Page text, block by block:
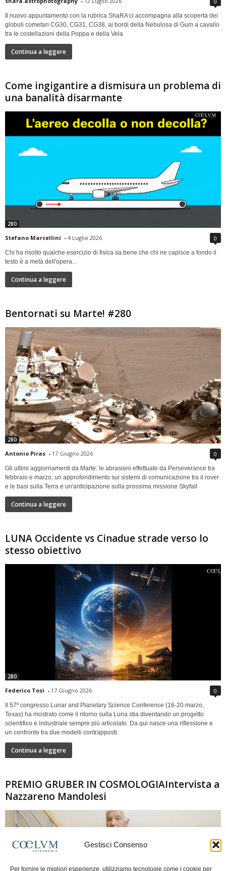
Gestisci Consenso
Per fornire le migliori esperienze, utilizziamo tecnologie come i cookie per
Il nuovo appuntamento con la rubrica ShaRA ci accompagna alla scoperta dei
globuli cometari CG30, CG31, CG38, ai bordi della Nebulosa di Gum a cavallo
tra le costellazioni della Poppa e della Vela
Continua a leggere
Come ingigantire a dismisura un problema di
una banalità disarmante
280
Stefano Marcellini - 4 Luglio 2026 0
Chi ha risolto qualche esercizio di fisica sa bene che chi ne capisce a fondo il
testo è a metà dell'opera...
Continua a leggere
Bentornati su Marte! #280
280
Antonio Piras - 17 Giugno 2026 0
Gli ultimi aggiornamenti da Marte: le abrasioni effettuate da Perseverance tra
febbraio e marzo, un approfondimento sui sistemi di comunicazione tra il rover
e le basi sulla Terra e un'anticipazione sulla prossima missione Skyfall
Continua a leggere
LUNA Occidente vs Cinadue strade verso lo
stesso obiettivo
280
Federico Tosi - 17 Giugno 2026 0
Il 57º congresso Lunar and Planetary Science Conference (16-20 marzo,
Texas) ha mostrato come il ritorno sulla Luna stia diventando un progetto
scientifico e industriale sempre più articolato. Da qui nasce una riflessione e
un confronto tra due modelli contrapposti.
Continua a leggere
PREMIO GRUBER IN COSMOLOGIAIntervista a
Nazzareno Mandolesi